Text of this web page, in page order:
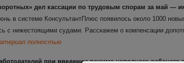
дел кассации по трудовым спорам за май —
в системе КонсультантПлюс появилось около 1000
с нижестоящими судами. Расскажем о компенсации
полностью
при введении режима неполного рабочего